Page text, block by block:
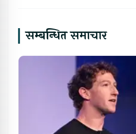
सम्बन्धित समाचार